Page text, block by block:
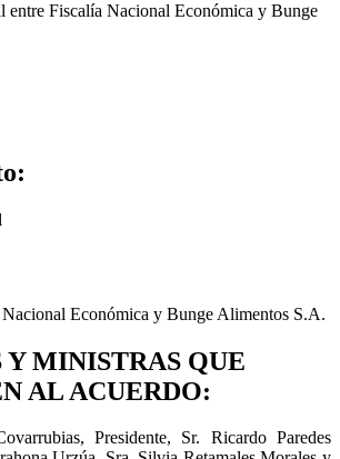
entre Fiscalía Nacional Económica y Bunge
Nacional Económica y Bunge Alimentos S.A.
MINISTRAS QUE
AL ACUERDO:
Presidente, Sr. Ricardo Paredes